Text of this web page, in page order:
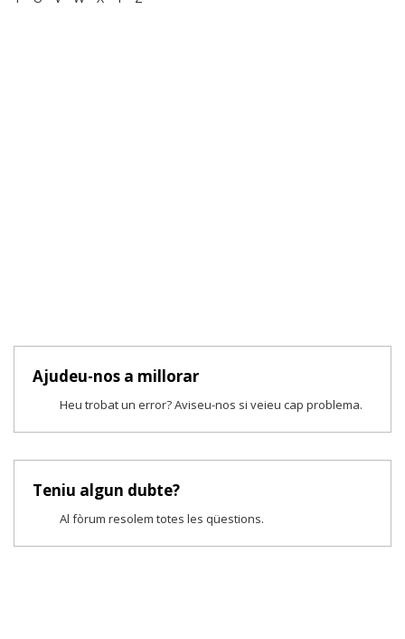
Ajudeu-nos a millorar
Heu trobat un error? Aviseu-nos si veieu cap problema.
Teniu algun dubte?
Al fòrum resolem totes les qüestions.